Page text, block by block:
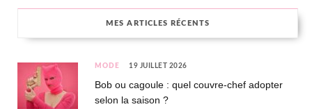
MES ARTICLES RÉCENTS
MODE 19 JUILLET 2026
Bob ou cagoule : quel couvre-chef adopter
selon la saison ?